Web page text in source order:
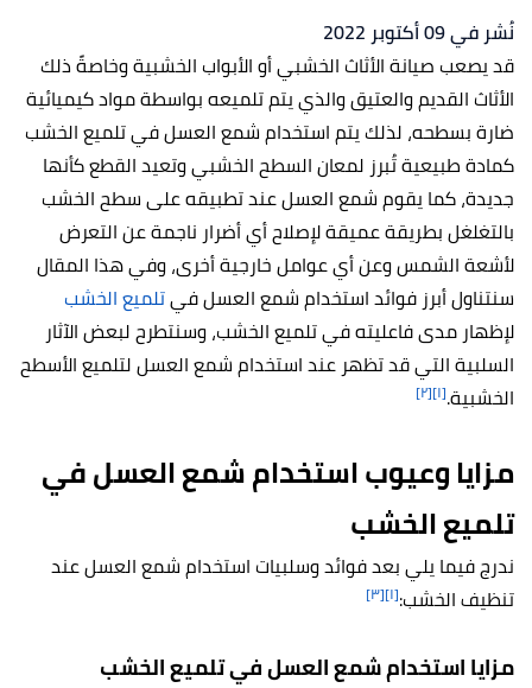
نُشر في 09 أكتوبر 2022
قد يصعب صيانة الأثاث الخشبي أو الأبواب الخشبية وخاصةً ذلك
الأثاث القديم والعتيق والذي يتم تلميعه بواسطة مواد كيميائية
ضارة بسطحه، لذلك يتم استخدام شمع العسل في تلميع الخشب
كمادة طبيعية تُبرز لمعان السطح الخشبي وتعيد القطع كأنها
جديدة، كما يقوم شمع العسل عند تطبيقه على سطح الخشب
بالتغلغل بطريقة عميقة لإصلاح أي أضرار ناجمة عن التعرض
لأشعة الشمس وعن أي عوامل خارجية أخرى، وفي هذا المقال
سنتناول أبرز فوائد استخدام شمع العسل فيتلميع الخشب
لإظهار مدى فاعليته في تلميع الخشب، وسنتطرح لبعض الآثار
السلبية التي قد تظهر عند استخدام شمع العسل لتلميع الأسطح
الخشبية.[١] [٢]
مزايا وعيوب استخدام شمع العسل في
تلميع الخشب
ندرج فيما يلي بعد فوائد وسلبيات استخدام شمع العسل عند
تنظيف الخشب:[١] [٣]
مزايا استخدام شمع العسل في تلميع الخشب